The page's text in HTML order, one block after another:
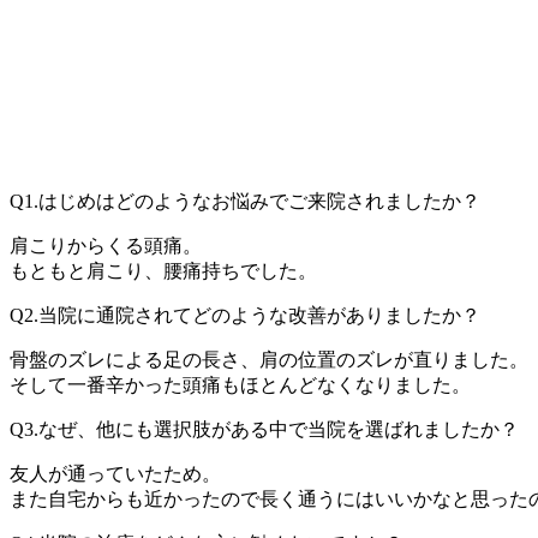
Q1.はじめはどのようなお悩みでご来院されましたか？
肩こりからくる頭痛。
もともと肩こり、腰痛持ちでした。
Q2.当院に通院されてどのような改善がありましたか？
骨盤のズレによる足の長さ、肩の位置のズレが直りました。
そして一番辛かった頭痛もほとんどなくなりました。
Q3.なぜ、他にも選択肢がある中で当院を選ばれましたか？
友人が通っていたため。
また自宅からも近かったので長く通うにはいいかなと思った